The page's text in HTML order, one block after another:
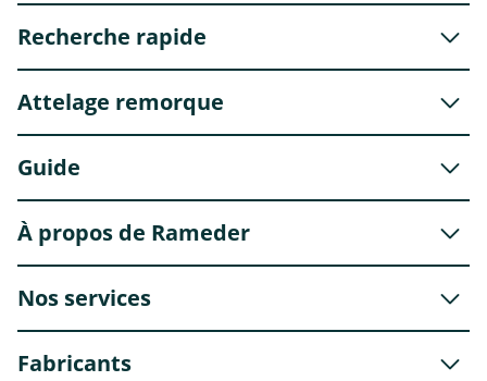
Recherche rapide
Attelage remorque
Guide
À propos de Rameder
Nos services
Fabricants